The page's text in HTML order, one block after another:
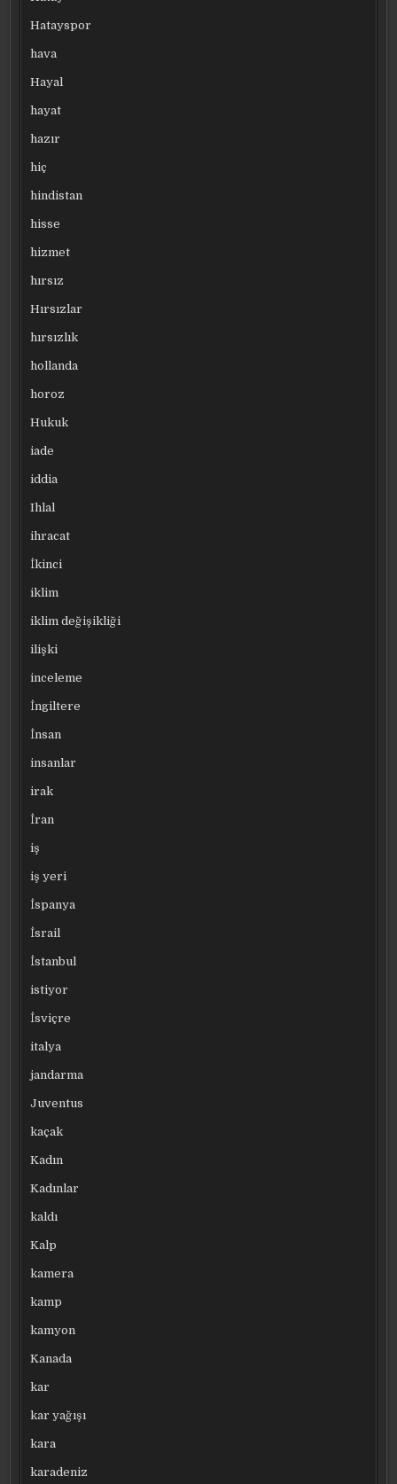
Hatayspor
hava
Hayal
hayat
hazır
hiç
hindistan
hisse
hizmet
hırsız
Hırsızlar
hırsızlık
hollanda
horoz
Hukuk
iade
iddia
Ihlal
ihracat
İkinci
iklim
iklim değişikliği
ilişki
inceleme
İngiltere
İnsan
insanlar
irak
İran
iş
iş yeri
İspanya
İsrail
İstanbul
istiyor
İsviçre
italya
jandarma
Juventus
kaçak
Kadın
Kadınlar
kaldı
Kalp
kamera
kamp
kamyon
Kanada
kar
kar yağışı
kara
karadeniz